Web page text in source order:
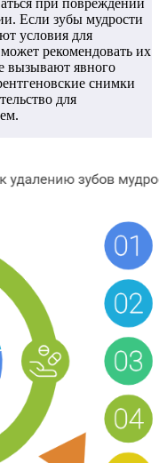
Если зубы мудрости
условия для
рекомендовать их
вызывают явного
снимки
для